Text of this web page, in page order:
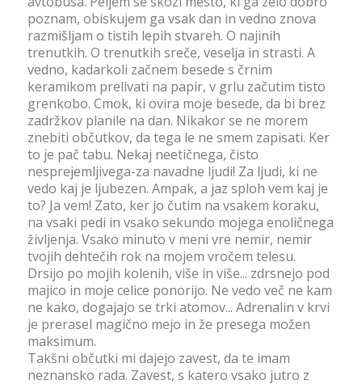
poznam, obiskujem ga vsak dan in vedno znova
razmišljam o tistih lepih stvareh. O najinih
trenutkih. O trenutkih sreče, veselja in strasti. A
vedno, kadarkoli začnem besede s črnim
keramikom prelivati na papir, v grlu začutim tisto
grenkobo. Cmok, ki ovira moje besede, da bi brez
zadržkov planile na dan. Nikakor se ne morem
znebiti občutkov, da tega le ne smem zapisati. Ker
to je pač tabu. Nekaj neetičnega, čisto
nesprejemljivega-za navadne ljudi! Za ljudi, ki ne
vedo kaj je ljubezen. Ampak, a jaz sploh vem kaj je
to? Ja vem! Zato, ker jo čutim na vsakem koraku,
na vsaki pedi in vsako sekundo mojega enoličnega
življenja. Vsako minuto v meni vre nemir, nemir
tvojih dehtečih rok na mojem vročem telesu.
Drsijo po mojih kolenih, više in više... zdrsnejo pod
majico in moje celice ponorijo. Ne vedo več ne kam
ne kako, dogajajo se trki atomov... Adrenalin v krvi
je prerasel magično mejo in že presega možen
maksimum.
Takšni občutki mi dajejo zavest, da te imam
neznansko rada. Zavest, s katero vsako jutro z